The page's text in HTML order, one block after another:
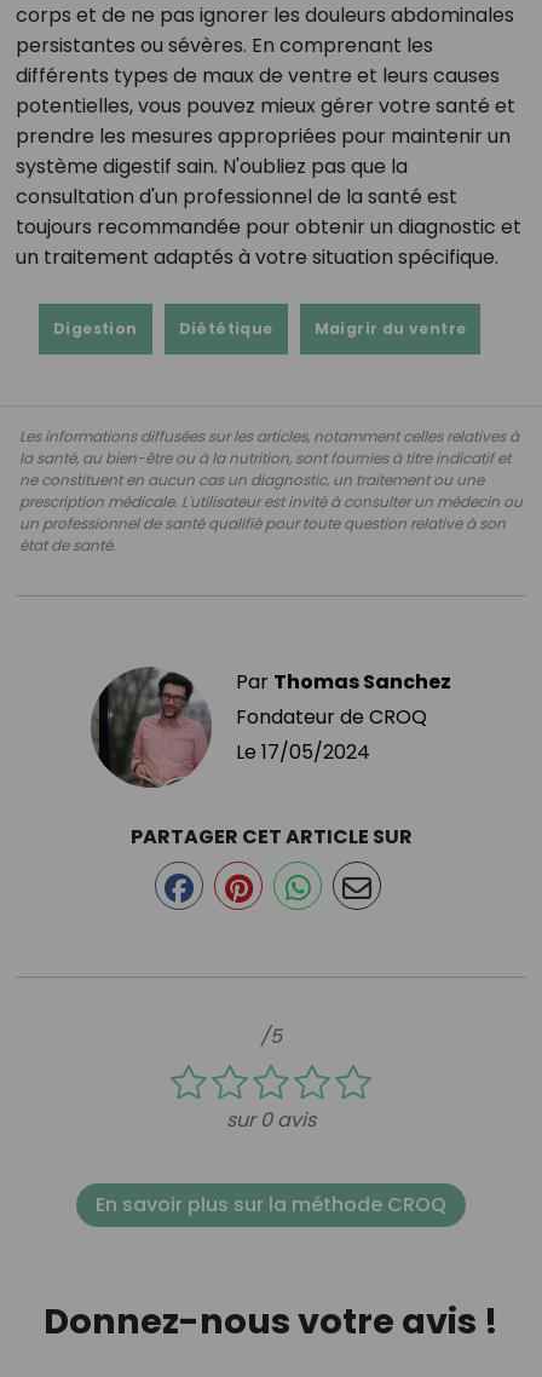
corps et de ne pas ignorer les douleurs abdominales
persistantes ou sévères. En comprenant les
différents types de maux de ventre et leurs causes
potentielles, vous pouvez mieux gérer votre santé et
prendre les mesures appropriées pour maintenir un
système digestif sain. N'oubliez pas que la
consultation d'un professionnel de la santé est
toujours recommandée pour obtenir un diagnostic et
un traitement adaptés à votre situation spécifique.
Digestion Diététique Maigrir du ventre
Les informations diffusées sur les articles, notamment celles relatives à
la santé, au bien-être ou à la nutrition, sont fournies à titre indicatif et
ne constituent en aucun cas un diagnostic, un traitement ou une
prescription médicale. L'utilisateur est invité à consulter un médecin ou
un professionnel de santé qualifié pour toute question relative à son
état de santé.
Par Thomas Sanchez
Fondateur de CROQ
Le 17/05/2024
/5
sur 0 avis
PARTAGER CET ARTICLE SUR
En savoir plus sur la méthode CROQ
Donnez-nous votre avis !